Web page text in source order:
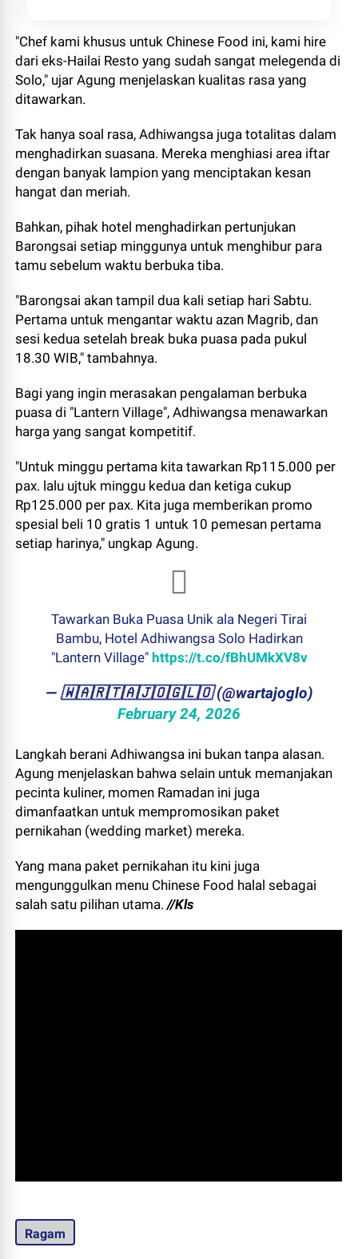
"Chef kami khusus untuk Chinese Food ini, kami hire
dari eks-Hailai Resto yang sudah sangat melegenda di
Solo," ujar Agung menjelaskan kualitas rasa yang
ditawarkan.
Tak hanya soal rasa, Adhiwangsa juga totalitas dalam
menghadirkan suasana. Mereka menghiasi area iftar
dengan banyak lampion yang menciptakan kesan
hangat dan meriah.
Bahkan, pihak hotel menghadirkan pertunjukan
Barongsai setiap minggunya untuk menghibur para
tamu sebelum waktu berbuka tiba.
"Barongsai akan tampil dua kali setiap hari Sabtu.
Pertama untuk mengantar waktu azan Magrib, dan
sesi kedua setelah break buka puasa pada pukul
18.30 WIB," tambahnya.
Bagi yang ingin merasakan pengalaman berbuka
puasa di "Lantern Village", Adhiwangsa menawarkan
harga yang sangat kompetitif.
"Untuk minggu pertama kita tawarkan Rp115.000 per
pax. lalu ujtuk minggu kedua dan ketiga cukup
Rp125.000 per pax. Kita juga memberikan promo
spesial beli 10 gratis 1 untuk 10 pemesan pertama
setiap harinya," ungkap Agung.
Tawarkan Buka Puasa Unik ala Negeri Tirai
Bambu, Hotel Adhiwangsa Solo Hadirkan
"Lantern Village" https://t.co/fBhUMkXV8v
— ​🇼​​🇦​​🇷​​🇹​​🇦​​🇯​​🇴​​🇬​​🇱​​🇴 (@wartajoglo)
February 24, 2026
Langkah berani Adhiwangsa ini bukan tanpa alasan.
Agung menjelaskan bahwa selain untuk memanjakan
pecinta kuliner, momen Ramadan ini juga
dimanfaatkan untuk mempromosikan paket
pernikahan (wedding market) mereka.
Yang mana paket pernikahan itu kini juga
mengunggulkan menu Chinese Food halal sebagai
salah satu pilihan utama.//Kls
Ragam